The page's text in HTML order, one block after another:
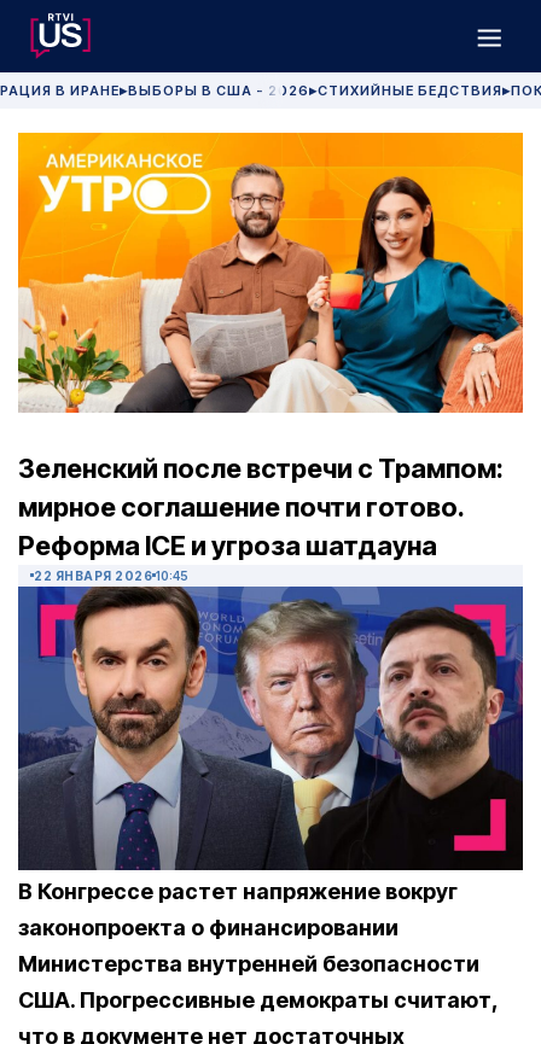
В ИРАНЕ▶ВЫБОРЫ В США - 2026 ▶СТИХИЙНЫЕ БЕДСТВИЯ▶
Зеленский после встречи с Трампом:
мирное соглашение почти готово.
Реформа ICE и угроза шатдауна
22 ЯНВАРЯ 2026 10:45
В Конгрессе растет напряжение вокруг
законопроекта о финансировании
Министерства внутренней безопасности
США. Прогрессивные демократы считают,
что в документе нет достаточных